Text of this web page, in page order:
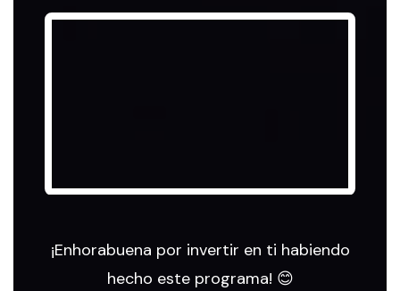
¡Enhorabuena por invertir en ti habiendo
hecho este programa! 😊